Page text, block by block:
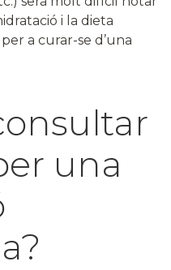
i la dieta
a curar-se d’una
una